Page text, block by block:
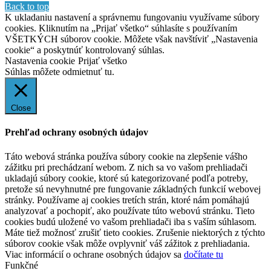
Back to top
K ukladaniu nastavení a správnemu fungovaniu využívame súbory
cookies. Kliknutím na „Prijať všetko“ súhlasíte s používaním
VŠETKÝCH súborov cookie. Môžete však navštíviť „Nastavenia
cookie“ a poskytnúť kontrolovaný súhlas.
Nastavenia cookie Prijať všetko
Súhlas môžete odmietnuť tu.
Close
Prehľad ochrany osobných údajov
Táto webová stránka používa súbory cookie na zlepšenie vášho
zážitku pri prechádzaní webom. Z nich sa vo vašom prehliadači
ukladajú súbory cookie, ktoré sú kategorizované podľa potreby,
pretože sú nevyhnutné pre fungovanie základných funkcií webovej
stránky. Používame aj cookies tretích strán, ktoré nám pomáhajú
analyzovať a pochopiť, ako používate túto webovú stránku. Tieto
cookies budú uložené vo vašom prehliadači iba s vaším súhlasom.
Máte tiež možnosť zrušiť tieto cookies. Zrušenie niektorých z týchto
súborov cookie však môže ovplyvniť váš zážitok z prehliadania.
Viac informácií o ochrane osobných údajov sa dočítate tu
Funkčné